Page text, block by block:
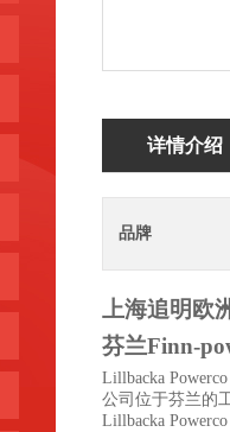
详情介绍
品牌
上海追明欧
芬兰Finn-
Lillbacka
公司位于芬兰的
Lillbacka